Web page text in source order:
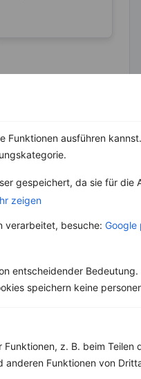
Funktionen ausführen
gespeichert, da sie für die
zeigen
verarbeitet, besuche: Google
entscheidender Bedeutung.
speichern keine
z. B. beim Teilen
anderen Funktionen von
Rezepte